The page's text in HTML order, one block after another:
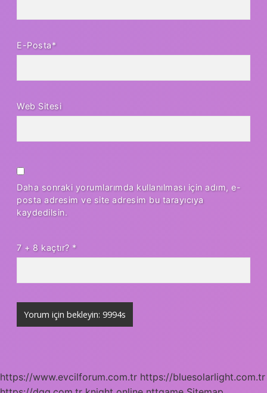
E-Posta*
Web Sitesi
Daha sonraki yorumlarımda kullanılması için adım, e-
posta adresim ve site adresim bu tarayıcıya
kaydedilsin.
7 + 8 kaçtır? *
https://www.evcilforum.com.tr https://bluesolarlight.com.tr